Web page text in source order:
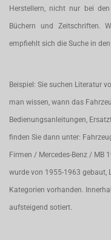
Herstellern, nicht nur bei
Büchern und Zeitschriften.
empfiehlt sich die Suche in
Beispiel: Sie suchen Literatur
man wissen, wann das
Bedienungsanleitungen,
finden Sie dann unter:
Firmen / Mercedes-Benz / MB
wurde von 1955-1963 gebaut,
Kategorien vorhanden.
aufsteigend sotiert.